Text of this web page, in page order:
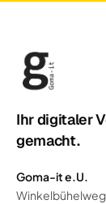
Ihr digitaler
gemacht.
Goma-it e.U.